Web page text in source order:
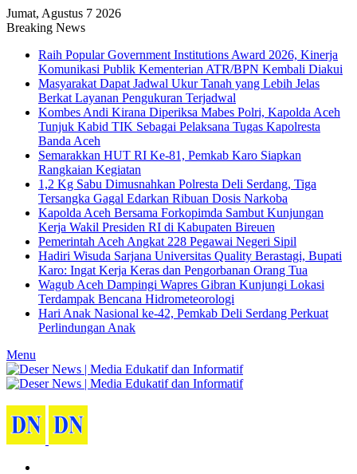
Jumat, Agustus 7 2026
Breaking News
Raih Popular Government Institutions Award 2026, Kinerja
Komunikasi Publik Kementerian ATR/BPN Kembali Diakui
Masyarakat Dapat Jadwal Ukur Tanah yang Lebih Jelas
Berkat Layanan Pengukuran Terjadwal
Kombes Andi Kirana Diperiksa Mabes Polri, Kapolda Aceh
Tunjuk Kabid TIK Sebagai Pelaksana Tugas Kapolresta
Banda Aceh
Semarakkan HUT RI Ke-81, Pemkab Karo Siapkan
Rangkaian Kegiatan
1,2 Kg Sabu Dimusnahkan Polresta Deli Serdang, Tiga
Tersangka Gagal Edarkan Ribuan Dosis Narkoba
Kapolda Aceh Bersama Forkopimda Sambut Kunjungan
Kerja Wakil Presiden RI di Kabupaten Bireuen
Pemerintah Aceh Angkat 228 Pegawai Negeri Sipil
Hadiri Wisuda Sarjana Universitas Quality Berastagi, Bupati
Karo: Ingat Kerja Keras dan Pengorbanan Orang Tua
Wagub Aceh Dampingi Wapres Gibran Kunjungi Lokasi
Terdampak Bencana Hidrometeorologi
Hari Anak Nasional ke-42, Pemkab Deli Serdang Perkuat
Perlindungan Anak
Menu